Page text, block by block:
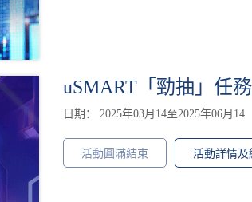
uSMART「勁抽」任
日期： 2025年03月14至2025年06月14
活動圓滿結束 活動詳情及